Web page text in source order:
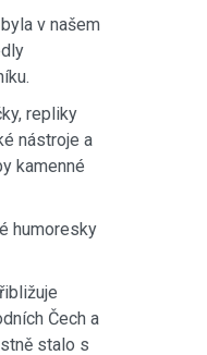
v našem
repliky
nástroje a
kamenné
humoresky
Čech a
stalo s